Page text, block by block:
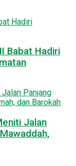
Babat Hadiri
Jalan